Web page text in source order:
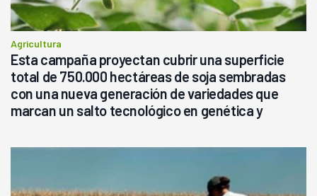
Agricultura
Esta campaña proyectan cubrir una superficie
total de 750.000 hectáreas de soja sembradas
con una nueva generación de variedades que
marcan un salto tecnológico en genética y